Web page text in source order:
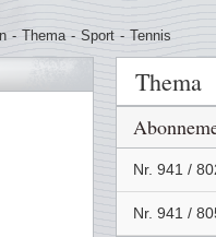
- Thema - Sport - Tennis
Thema
Nr. 941 /
Nr. 941 /